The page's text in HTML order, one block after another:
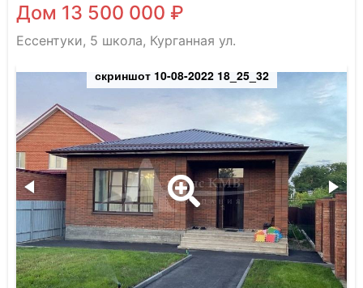
Дом 13 500 000 ₽
Ессентуки, 5 школа, Курганная ул.
скриншот 10-08-2022 18_25_32